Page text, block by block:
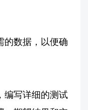
的数据，以便确
编写详细的测试